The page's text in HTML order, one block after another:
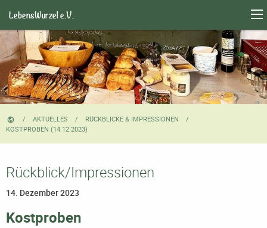
LebensWurzel e.V.
AKTUELLES
RÜCKBLICKE & IMPRESSIONEN
CURRENT:
KOSTPROBEN (14.12.2023)
Rückblick/Impressionen
14. Dezember 2023
Kostproben